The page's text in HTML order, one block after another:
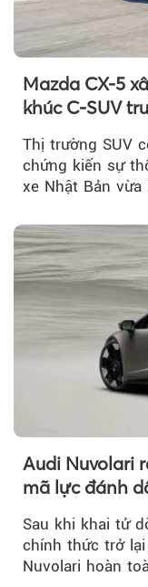
Mazda CX-5
khúc C-SUV
Thị trường SUV
chứng kiến sự
xe Nhật Bản
Audi Nuvolari
mã lực đánh
Sau khi khai tử
chính thức trở
Nuvolari hoàn